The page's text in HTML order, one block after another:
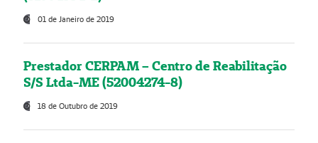
01 de Janeiro de 2019
Prestador CERPAM – Centro de Reabilitação
S/S Ltda-ME (52004274-8)
18 de Outubro de 2019